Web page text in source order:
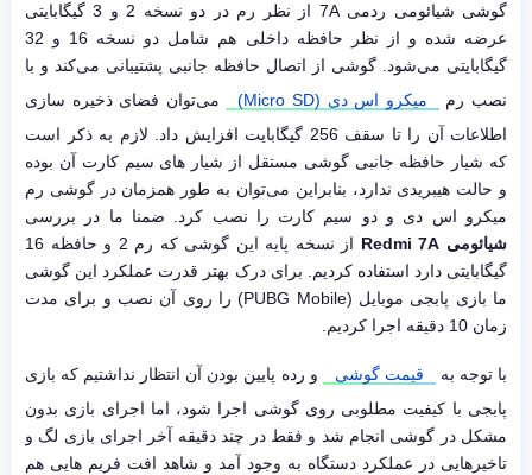
گوشی شیائومی ردمی 7A از نظر رم در دو نسخه 2 و 3 گیگابایتی
عرضه شده و از نظر حافظه داخلی هم شامل دو نسخه 16 و 32
گیگابایتی می‌شود. گوشی از اتصال حافظه جانبی پشتیبانی می‌کند و با
نصب رم
میکرو اس دی (Micro SD)
می‌توان فضای ذخیره سازی
اطلاعات آن را تا سقف 256 گیگابایت افزایش داد. لازم به ذکر است
که شیار حافظه جانبی گوشی مستقل از شیار های سیم کارت آن بوده
و حالت هیبریدی ندارد، بنابراین می‌توان به طور همزمان در گوشی رم
میکرو اس دی و دو سیم کارت را نصب کرد. ضمنا ما در بررسی
شیائومی Redmi 7A
از نسخه پایه این گوشی که رم 2 و حافظه 16
گیگابایتی دارد استفاده کردیم. برای درک بهتر قدرت عملکرد این گوشی
ما بازی پابجی موبایل (PUBG Mobile) را روی آن نصب و برای مدت
زمان 10 دقیقه اجرا کردیم.
با توجه به قیمت گوشی
و رده پایین بودن آن انتظار نداشتیم که بازی
پابجی با کیفیت مطلوبی روی گوشی اجرا شود، اما اجرای بازی بدون
مشکل در گوشی انجام شد و فقط در چند دقیقه آخر اجرای بازی لگ و
تاخیرهایی در عملکرد دستگاه به وجود آمد و شاهد افت فریم هایی هم